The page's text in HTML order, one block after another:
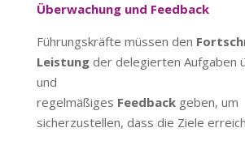
Überwachung und Feedback
Führungskräfte müssen den
Leistungder delegierten Aufgaben
und
regelmäßiges Feedbackgeben, um
sicherzustellen, dass die Ziele